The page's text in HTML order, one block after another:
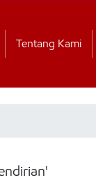
Tentang Kami